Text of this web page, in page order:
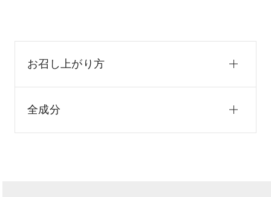
お召し上がり方
全成分